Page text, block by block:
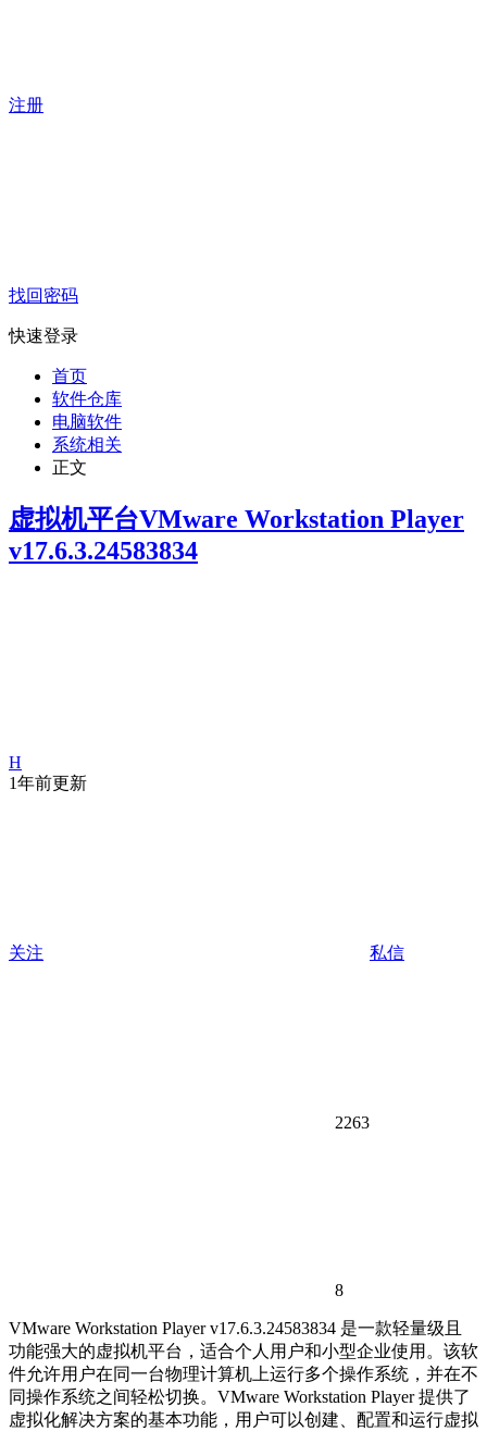
注册
找回密码
快速登录
首页
软件仓库
电脑软件
系统相关
正文
虚拟机平台VMware Workstation Player
v17.6.3.24583834
H
1年前更新
关注 私信
2263
8
VMware Workstation Player v17.6.3.24583834 是一款轻量级且
功能强大的虚拟机平台，适合个人用户和小型企业使用。该软
件允许用户在同一台物理计算机上运行多个操作系统，并在不
同操作系统之间轻松切换。VMware Workstation Player 提供了
虚拟化解决方案的基本功能，用户可以创建、配置和运行虚拟